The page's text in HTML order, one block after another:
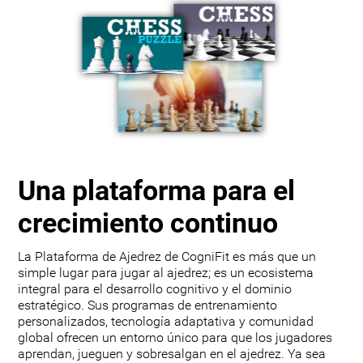
Una plataforma para el
crecimiento continuo
La Plataforma de Ajedrez de CogniFit es más que un
simple lugar para jugar al ajedrez; es un ecosistema
integral para el desarrollo cognitivo y el dominio
estratégico. Sus programas de entrenamiento
personalizados, tecnología adaptativa y comunidad
global ofrecen un entorno único para que los jugadores
aprendan, jueguen y sobresalgan en el ajedrez. Ya sea